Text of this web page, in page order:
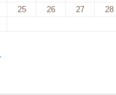
25 26 27 28